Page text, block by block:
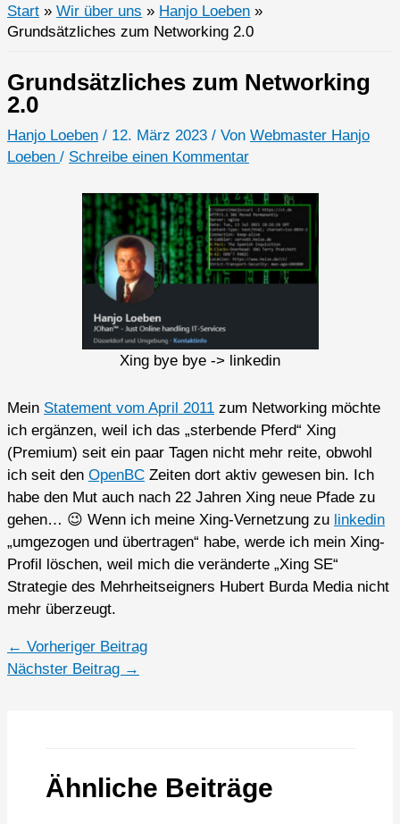
Start Wir über uns
Hanjo Loeben
Grundsätzliches zum Networking 2.0
Grundsätzliches zum Networking
2.0
Hanjo Loeben / 12. März 2023 / Von Webmaster Hanjo
Loeben / Schreibe einen Kommentar
Xing bye bye -> linkedin
Mein Statement vom April 2011 zum Networking möchte
ich ergänzen, weil ich das „sterbende Pferd“ Xing
(Premium) seit ein paar Tagen nicht mehr reite, obwohl
ich seit den OpenBC Zeiten dort aktiv gewesen bin. Ich
habe den Mut auch nach 22 Jahren Xing neue Pfade zu
gehen… 😉 Wenn ich meine Xing-Vernetzung zu linkedin
„umgezogen und übertragen“ habe, werde ich mein Xing-
Profil löschen, weil mich die veränderte „Xing SE“
Strategie des Mehrheitseigners Hubert Burda Media nicht
mehr überzeugt.
← Vorheriger Beitrag
Nächster Beitrag →
Ähnliche Beiträge